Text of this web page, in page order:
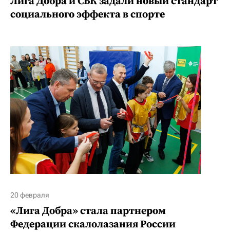
социального эффекта в спорте
20 февраля
«Лига Добра» стала партнером
Федерации скалолазания России